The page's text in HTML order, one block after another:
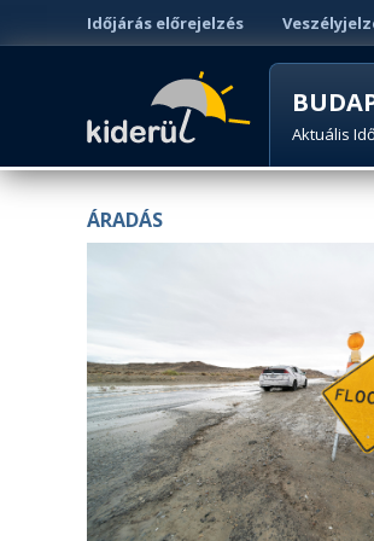
Időjárás előrejelzés
Aktuális
ÁRADÁS